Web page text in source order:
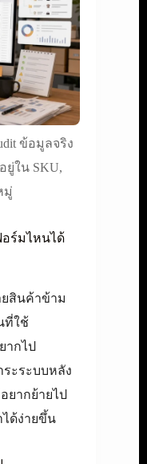
ข้อมูลจริง
ใน SKU,
มู่
ร์มไหนได้
ยสินค้าข้าม
ที่ใช้
ากไป
ระระบบหลัง
ยากย้ายไป
ได้ง่ายขึ้น